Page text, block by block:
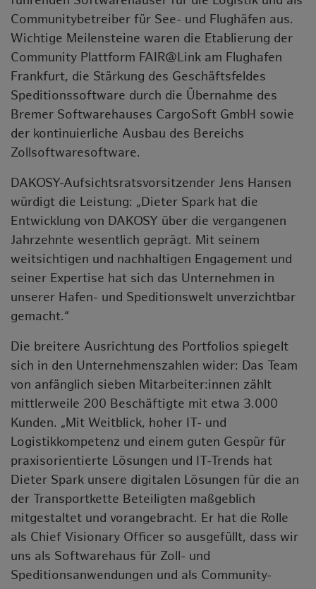
Communitybetreiber für See- und Flughäfen aus.
Wichtige Meilensteine waren die Etablierung der
Community Plattform FAIR@Link am Flughafen
Frankfurt, die Stärkung des Geschäftsfeldes
Speditionssoftware durch die Übernahme des
Bremer Softwarehauses CargoSoft GmbH sowie
der kontinuierliche Ausbau des Bereichs
Zollsoftwaresoftware.
DAKOSY-Aufsichtsratsvorsitzender Jens Hansen
würdigt die Leistung: „Dieter Spark hat die
Entwicklung von DAKOSY über die vergangenen
Jahrzehnte wesentlich geprägt. Mit seinem
weitsichtigen und nachhaltigen Engagement und
seiner Expertise hat sich das Unternehmen in
unserer Hafen- und Speditionswelt unverzichtbar
gemacht.“
Die breitere Ausrichtung des Portfolios spiegelt
sich in den Unternehmenszahlen wider: Das Team
von anfänglich sieben Mitarbeiter:innen zählt
mittlerweile 200 Beschäftigte mit etwa 3.000
Kunden. „Mit Weitblick, hoher IT- und
Logistikkompetenz und einem guten Gespür für
praxisorientierte Lösungen und IT-Trends hat
Dieter Spark unsere digitalen Lösungen für die an
der Transportkette Beteiligten maßgeblich
mitgestaltet und vorangebracht. Er hat die Rolle
als Chief Visionary Officer so ausgefüllt, dass wir
uns als Softwarehaus für Zoll- und
Speditionsanwendungen und als Community-